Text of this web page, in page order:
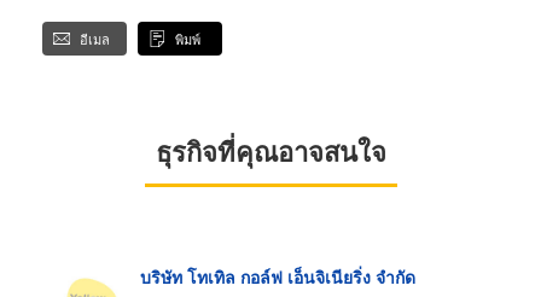
อีเมล พิมพ์
ธุรกิจที่คุณอาจสนใจ
บริษัท โทเทิล กอล์ฟ เอ็นจิเนียริ่ง จำกัด